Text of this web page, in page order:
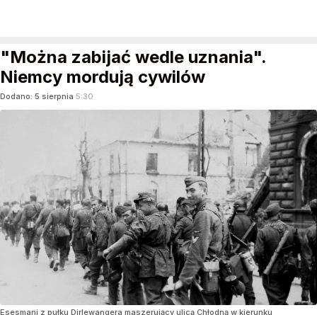
"Można zabijać wedle uznania".
Niemcy mordują cywilów
Dodano: 5 sierpnia 5:30
Esesmani z pułku Dirlewangera maszerujący ulicą Chłodną w kierunku